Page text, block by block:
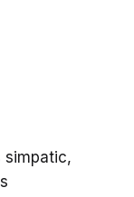
simpatic,